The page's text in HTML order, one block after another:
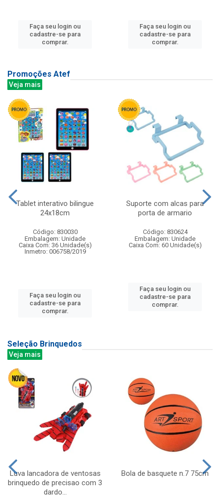
Faça seu login ou
cadastre-se para
comprar.
Faça seu login ou
cadastre-se para
comprar.
Promoções Atef
Veja mais
Tablet interativo bilingue
24x18cm
Código: 830030
Embalagem: Unidade
Caixa Com: 36 Unidade(s)
Inmetro: 006758/2019
Faça seu login ou
cadastre-se para
comprar.
Suporte com alcas para
porta de armario
Código: 830624
Embalagem: Unidade
Caixa Com: 60 Unidade(s)
Faça seu login ou
cadastre-se para
comprar.
Seleção Brinquedos
Veja mais
Luva lancadora de ventosas
brinquedo de precisao com 3
dardo...
Bola de basquete n.7 75cm